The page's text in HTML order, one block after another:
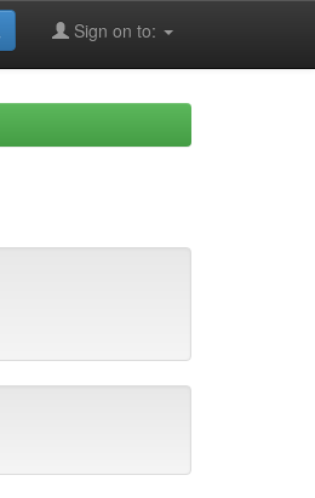
Sign on to: